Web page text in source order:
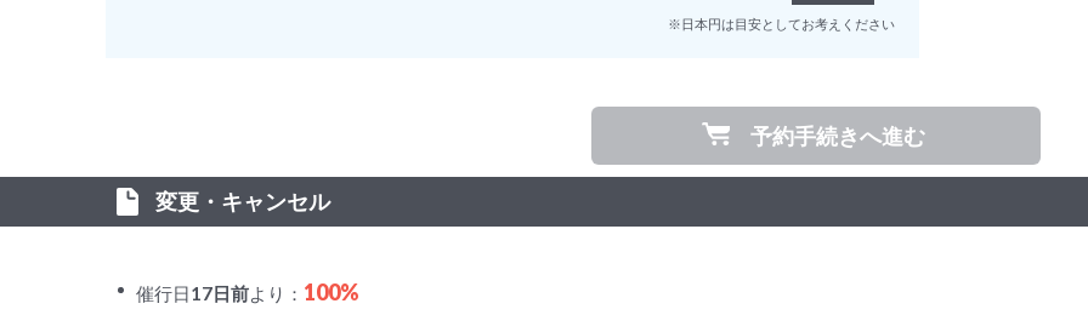
※日本円は目安としてお考えください
予約手続きへ進む
変更・キャンセル
催行日17日前より： 100%